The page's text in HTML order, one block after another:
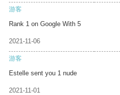
游客
Rank 1 on Google With 5
2021-11-06
游客
Estelle sent you 1 nude
2021-11-01